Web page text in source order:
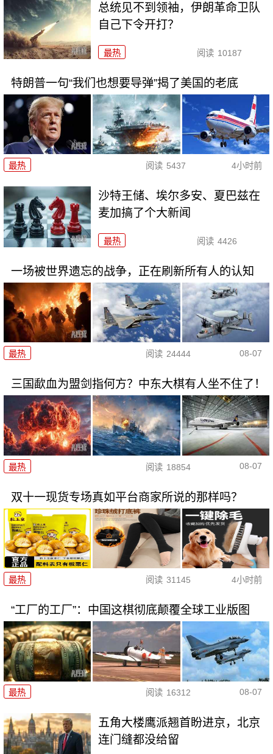
总统见不到领袖，伊朗革命卫队
自己下令开打？
最热 阅读 10187
特朗普一句“我们也想要导弹”揭了美国的老底
最热 阅读 5437 4小时前
沙特王储、埃尔多安、夏巴兹在
麦加搞了个大新闻
最热 阅读 4426
一场被世界遗忘的战争，正在刷新所有人的认知
最热 阅读 24444 08-07
三国歃血为盟剑指何方？中东大棋有人坐不住了！
最热 阅读 18854 08-07
双十一现货专场真如平台商家所说的那样吗？
最热 阅读 31145 4小时前
“工厂的工厂”：中国这棋彻底颠覆全球工业版图
最热 阅读 16312 08-07
五角大楼鹰派翘首盼进京，北京
连门缝都没给留